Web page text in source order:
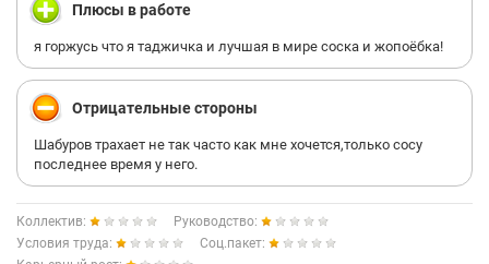
Плюсы в работе
я горжусь что я таджичка и лучшая в мире соска и жопоёбка!
Отрицательные стороны
Шабуров трахает не так часто как мне хочется,только сосу
последнее время у него.
Коллектив:
Руководство:
Условия труда:
Соц.пакет: